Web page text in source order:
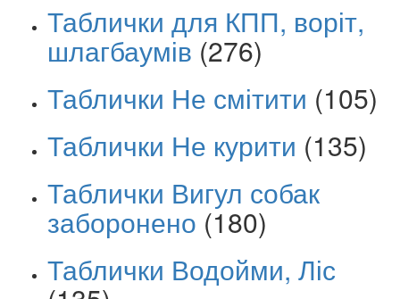
Таблички для КПП, воріт,
шлагбаумів (276)
Таблички Не смітити (105)
Таблички Не курити (135)
Таблички Вигул собак
заборонено (180)
Таблички Водойми, Ліс